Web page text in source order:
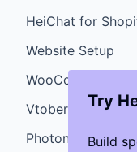
Try
Build
HeiChat for
Website Setup
WooCommerce
Vtober
Photoniex